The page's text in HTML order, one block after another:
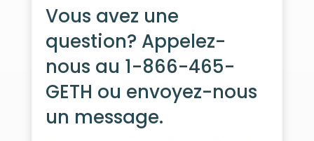
Vous avez une
question? Appelez-
nous au 1-866-465-
GETH ou envoyez-nous
un message.